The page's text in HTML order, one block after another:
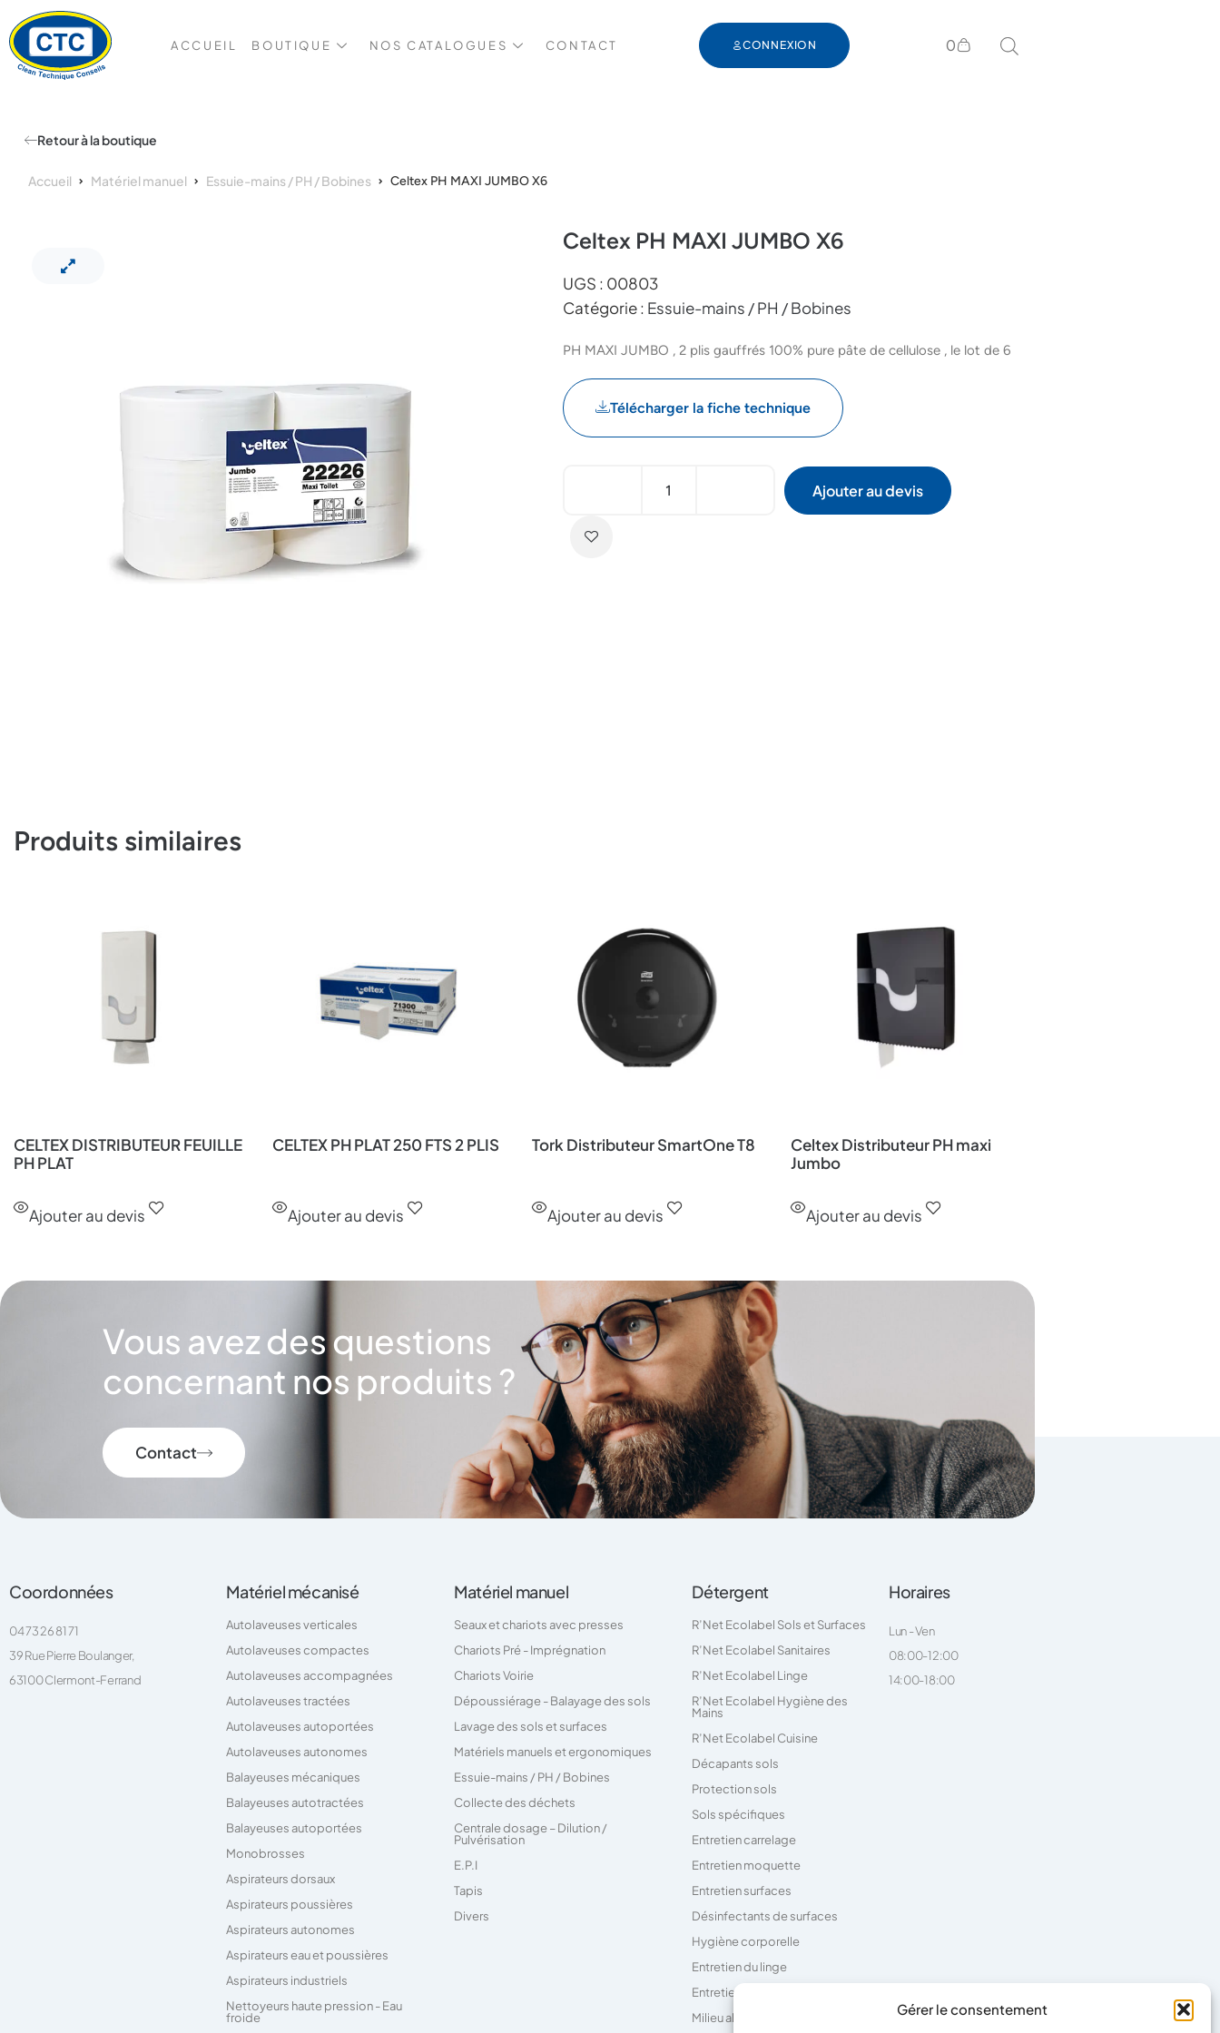
Gérer le consentement
ACCUEIL BOUTIQUE NOS CATALOGUES CONTACT CONNEXION 0
Retour à la boutique
Accueil Matériel manuel Essuie-mains / PH / Bobines Celtex PH MAXI JUMBO X6
Celtex PH MAXI JUMBO X6
UGS : 00803
Catégorie : Essuie-mains / PH / Bobines
PH MAXI JUMBO , 2 plis gauffrés 100% pure pâte de cellulose , le lot de 6
Télécharger la fiche technique
Ajouter au devis
Produits similaires
CELTEX DISTRIBUTEUR FEUILLE
PH PLAT
Ajouter au devis
CELTEX PH PLAT 250 FTS 2 PLIS
Ajouter au devis
Tork Distributeur SmartOne T8
Ajouter au devis
Celtex Distributeur PH maxi
Jumbo
Ajouter au devis
Vous avez des questions
concernant nos produits ?
Contact
Coordonnées
04 73 26 81 71
39 Rue Pierre Boulanger,
63100 Clermont-Ferrand
Matériel mécanisé
Autolaveuses verticales
Autolaveuses compactes
Autolaveuses accompagnées
Autolaveuses tractées
Autolaveuses autoportées
Autolaveuses autonomes
Balayeuses mécaniques
Balayeuses autotractées
Balayeuses autoportées
Monobrosses
Aspirateurs dorsaux
Aspirateurs poussières
Aspirateurs autonomes
Aspirateurs eau et poussières
Aspirateurs industriels
Nettoyeurs haute pression - Eau
froide
Matériel manuel
Seaux et chariots avec presses
Chariots Pré - Imprégnation
Chariots Voirie
Dépoussiérage - Balayage des sols
Lavage des sols et surfaces
Matériels manuels et ergonomiques
Essuie-mains / PH / Bobines
Collecte des déchets
Centrale dosage – Dilution /
Pulvérisation
E.P.I
Tapis
Divers
Détergent
R’Net Ecolabel Sols et Surfaces
R’Net Ecolabel Sanitaires
R’Net Ecolabel Linge
R’Net Ecolabel Hygiène des
Mains
R’Net Ecolabel Cuisine
Décapants sols
Protection sols
Sols spécifiques
Entretien carrelage
Entretien moquette
Entretien surfaces
Désinfectants de surfaces
Hygiène corporelle
Entretien du linge
Entretien des sanitaires
Milieu alimentaire
Horaires
Lun - Ven
08:00-12:00
14:00-18:00